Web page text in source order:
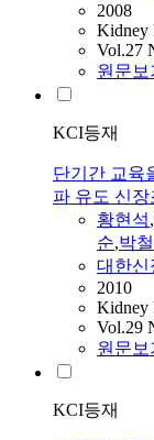
2008
Kidney
Vol.27
원문보
KCI등재
단기간 교육
파 유도 신
황현석,
순,박
대한신
2010
Kidney
Vol.29
원문보
KCI등재